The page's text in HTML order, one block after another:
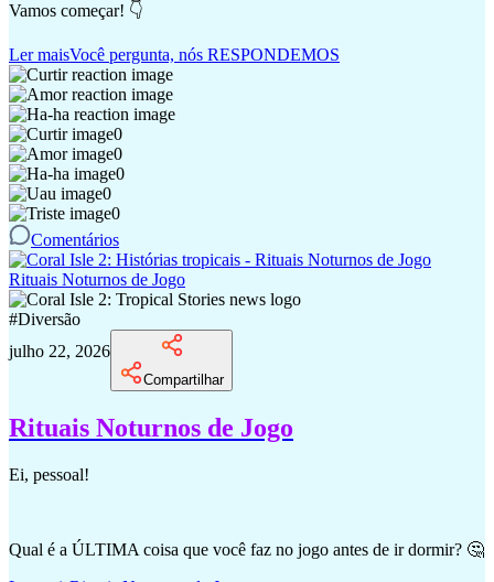
Vamos começar! 👇
Ler maisVocê pergunta, nós RESPONDEMOS
0
0
0
0
0
Comentários
Rituais Noturnos de Jogo
#Diversão
julho 22, 2026
Compartilhar
Rituais Noturnos de Jogo
Ei, pessoal!
Qual é a ÚLTIMA coisa que você faz no jogo antes de ir dormir? 🤔